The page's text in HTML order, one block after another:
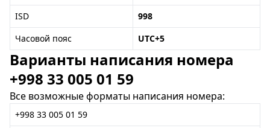
ISD
998
Часовой пояс
UTC+5
Варианты написания номера
+998 33 005 01 59
Все возможные форматы написания номера:
+998 33 005 01 59